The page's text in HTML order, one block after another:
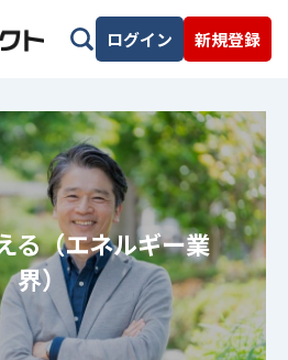
ログイン 新規登録
る（エネルギー業
界）